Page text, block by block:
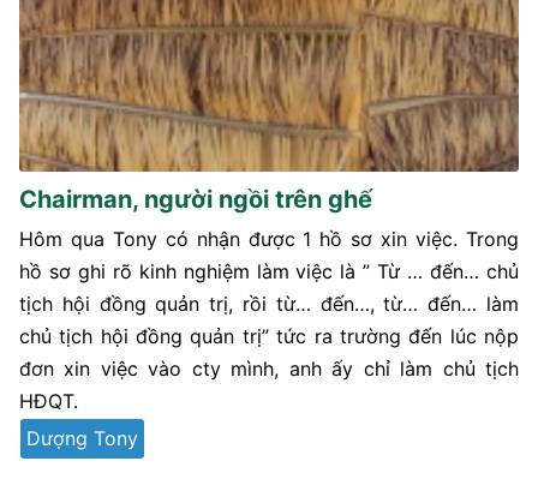
Chairman, người ngồi trên ghế
Hôm qua Tony có nhận được 1 hồ sơ xin việc. Trong
hồ sơ ghi rõ kinh nghiệm làm việc là ” Từ … đến… chủ
tịch hội đồng quản trị, rồi từ… đến…, từ… đến… làm
chủ tịch hội đồng quản trị” tức ra trường đến lúc nộp
đơn xin việc vào cty mình, anh ấy chỉ làm chủ tịch
HĐQT.
Dượng Tony